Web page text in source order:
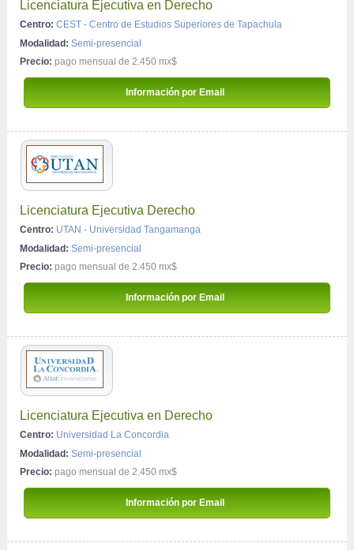
Licenciatura Ejecutiva en Derecho
Centro: CEST - Centro de Estudios Superiores de Tapachula
Modalidad: Semi-presencial
Precio: pago mensual de 2.450 mx$
Información por Email
Licenciatura Ejecutiva Derecho
Centro: UTAN - Universidad Tangamanga
Modalidad: Semi-presencial
Precio: pago mensual de 2.450 mx$
Información por Email
Licenciatura Ejecutiva en Derecho
Centro: Universidad La Concordia
Modalidad: Semi-presencial
Precio: pago mensual de 2.450 mx$
Información por Email